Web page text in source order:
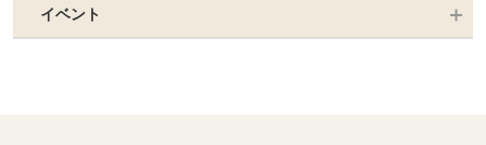
イベント